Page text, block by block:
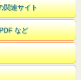
関連サイト
など